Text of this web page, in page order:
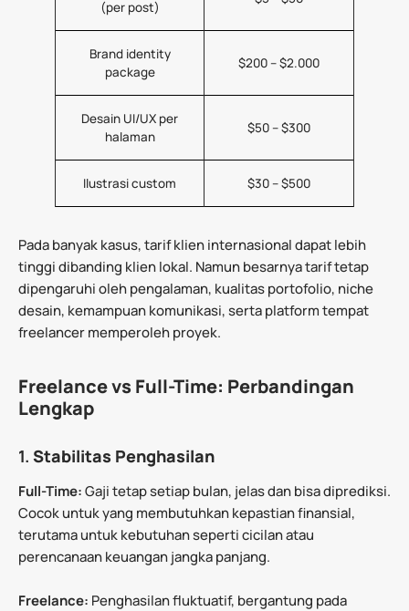
(per post)
Brand identity
package
$200 – $2.000
Desain UI/UX per
halaman
$50 – $300
Ilustrasi custom $30 – $500
Pada banyak kasus, tarif klien internasional dapat lebih
tinggi dibanding klien lokal. Namun besarnya tarif tetap
dipengaruhi oleh pengalaman, kualitas portofolio, niche
desain, kemampuan komunikasi, serta platform tempat
freelancer memperoleh proyek.
Freelance vs Full-Time: Perbandingan
Lengkap
1. Stabilitas Penghasilan
Full-Time:Gaji tetap setiap bulan, jelas dan bisa diprediksi.
Cocok untuk yang membutuhkan kepastian finansial,
terutama untuk kebutuhan seperti cicilan atau
perencanaan keuangan jangka panjang.
Freelance: Penghasilan fluktuatif, bergantung pada